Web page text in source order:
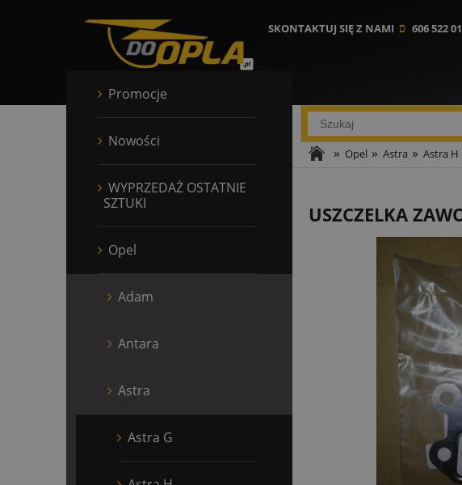
SKONTAKTUJ SIĘ Z NAMI 606 522
» Opel » Astra » Astra H
Promocje
Nowości
WYPRZEDAŻ OSTATNIE
SZTUKI
Opel
Adam
Antara
Astra
Astra G
USZCZELKA